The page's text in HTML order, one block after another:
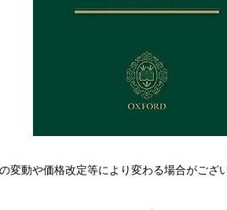
変動や価格改定等により変わる場合がござ